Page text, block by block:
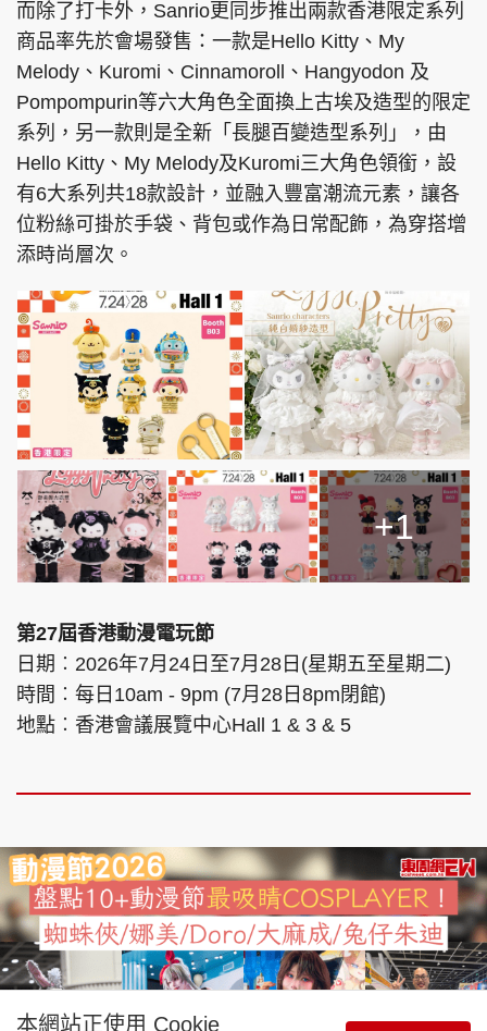
聯絡我們
隱私政策聲明
版權及免責聲明
Copyright © 東周網 版權所有 . 不得轉載
©Eastweek.com.hk. All rights reserved.
而除了打卡外，Sanrio更同步推出兩款香港限定系列
商品率先於會場發售：一款是Hello Kitty、My
Melody、Kuromi、Cinnamoroll、Hangyodon 及
Pompompurin等六大角色全面換上古埃及造型的限定
系列，另一款則是全新「長腿百變造型系列」，由
Hello Kitty、My Melody及Kuromi三大角色領銜，設
有6大系列共18款設計，並融入豐富潮流元素，讓各
位粉絲可掛於手袋、背包或作為日常配飾，為穿搭增
添時尚層次。
+1
第27屆香港動漫電玩節
日期︰2026年7月24日至7月28日(星期五至星期二)
時間︰每日10am - 9pm (7月28日8pm閉館)
地點︰香港會議展覽中心Hall 1 & 3 & 5
本網站正使用 Cookie